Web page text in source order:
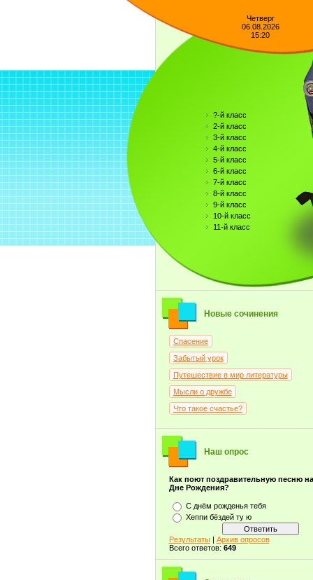
Четверг
06.08.2026
15:20
?-й класс
2-й класс
3-й класс
4-й класс
5-й класс
6-й класс
7-й класс
8-й класс
9-й класс
10-й класс
11-й класс
Новые сочинения
Спасение
Забытый урок
Путешествие в мир литературы
Мысли о дружбе
Что такое счастье?
Наш опрос
Как поют поздравительную песню
Дне Рождения?
С днём рожденья тебя
Хеппи бёздей ту ю
Результаты| Архив опросов
Всего ответов: 649